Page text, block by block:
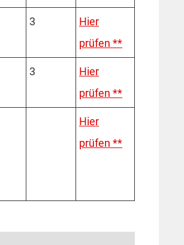
3
Hier
prüfen **
3
Hier
prüfen **
Hier
prüfen **